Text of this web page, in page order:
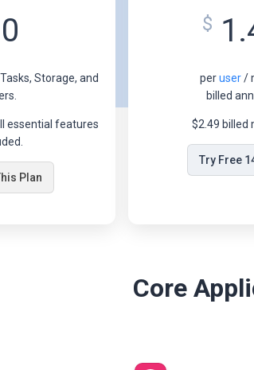
0
Storage, and
essential features
Plan
$
peruser/
billed
$2.49 billed
Try Free
Core